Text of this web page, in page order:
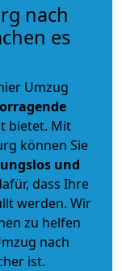
nach
es
Umzug
bietet. Mit
können Sie
und
dass Ihre
werden. Wir
zu helfen
nach
ist.